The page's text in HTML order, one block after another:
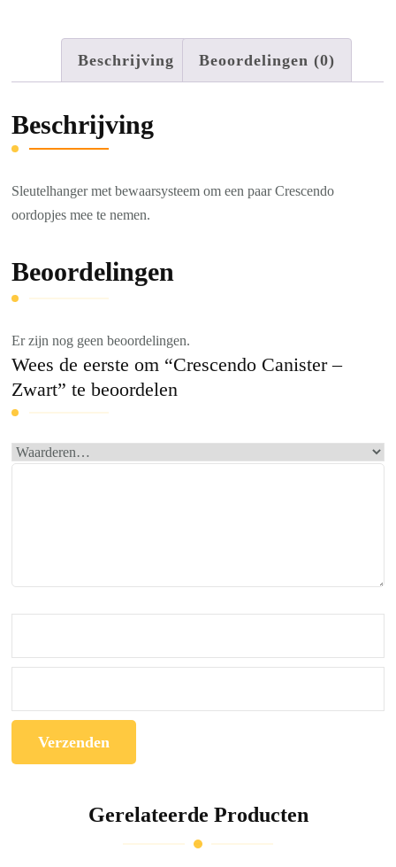
Beschrijving Beoordelingen (0)
Beschrijving
Sleutelhanger met bewaarsysteem om een ​​paar Crescendo
oordopjes mee te nemen.
Beoordelingen
Er zijn nog geen beoordelingen.
Wees de eerste om “Crescendo Canister –
Zwart” te beoordelen
Gerelateerde Producten